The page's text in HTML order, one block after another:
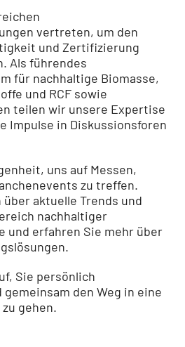
vertreten, um den
und Zertifizierung
Als führendes
für nachhaltige Biomasse,
und RCF sowie
teilen wir unsere Expertise
Impulse in Diskussionsforen
uns auf Messen,
zu treffen.
aktuelle Trends und
nachhaltiger
und erfahren Sie mehr über
Sie persönlich
den Weg in eine
gehen.